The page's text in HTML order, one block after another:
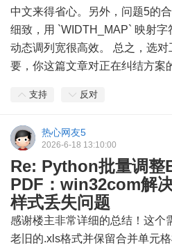
中文来得省心。另外，问题5的
细致，用 `WIDTH_MAP` 映射
动态调列宽很高效。 总之，选
要，你这篇文章对正在纠结方案
支持 反对
热心网友5
2026-6-18 13:10:00
Re: Python批量调整
PDF：win32com解
样式丢失问题
感谢楼主非常详细的总结！这个
老旧的.xls格式并保留合并单元